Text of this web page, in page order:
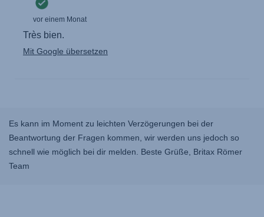
Es kann im Moment zu leichten Verzögerungen bei der
Beantwortung der Fragen kommen, wir werden uns jedoch so
schnell wie möglich bei dir melden. Beste Grüße, Britax Römer
Team